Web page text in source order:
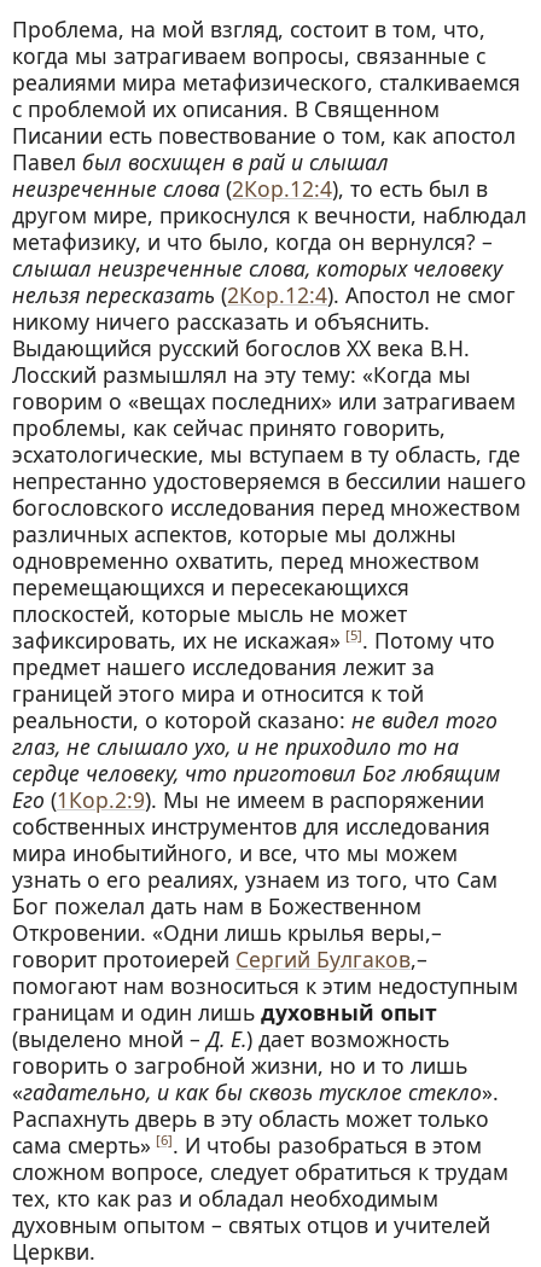
Проблема, на мой взгляд, состоит в том, что,
когда мы затрагиваем вопросы, связанные с
реалиями мира метафизического, сталкиваемся
с проблемой их описания. В Священном
Писании есть повествование о том, как апостол
Павел был восхищен в рай и слышал
неизреченные слова (2Кор.12:4), то есть был в
другом мире, прикоснулся к вечности, наблюдал
метафизику, и что было, когда он вернулся? –
слышал неизреченные слова, которых человеку
нельзя пересказать (2Кор.12:4). Апостол не смог
никому ничего рассказать и объяснить.
Выдающийся русский богослов XX века В.Н.
Лосский размышлял на эту тему: «Когда мы
говорим о «вещах последних» или затрагиваем
проблемы, как сейчас принято говорить,
эсхатологические, мы вступаем в ту область, где
непрестанно удостоверяемся в бессилии нашего
богословского исследования перед множеством
различных аспектов, которые мы должны
одновременно охватить, перед множеством
перемещающихся и пересекающихся
плоскостей, которые мысль не может
зафиксировать, их не искажая» [5]. Потому что
предмет нашего исследования лежит за
границей этого мира и относится к той
реальности, о которой сказано: не видел того
глаз, не слышало ухо, и не приходило то на
сердце человеку, что приготовил Бог любящим
Его (1Кор.2:9). Мы не имеем в распоряжении
собственных инструментов для исследования
мира инобытийного, и все, что мы можем
узнать о его реалиях, узнаем из того, что Сам
Бог пожелал дать нам в Божественном
Откровении. «Одни лишь крылья веры,–
говорит протоиерей Сергий Булгаков,–
помогают нам возноситься к этим недоступным
границам и один лишь духовный опыт
(выделено мной –Д. Е.) дает возможность
говорить о загробной жизни, но и то лишь
«гадательно, и как бы сквозь тусклое стекло».
Распахнуть дверь в эту область может только
сама смерть» [6]. И чтобы разобраться в этом
сложном вопросе, следует обратиться к трудам
тех, кто как раз и обладал необходимым
духовным опытом – святых отцов и учителей
Церкви.